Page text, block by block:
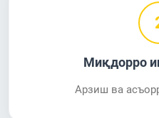
Миқдорро
Арзиш ва